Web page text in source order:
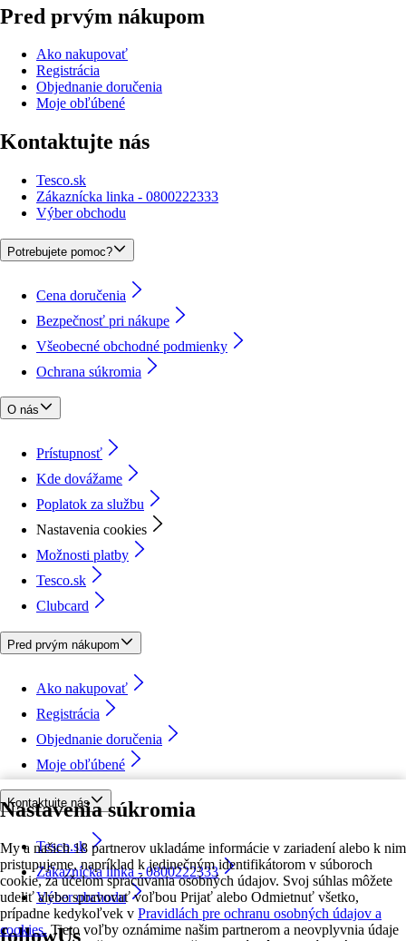
Nastavenia súkromia
My a našich 18 partnerov ukladáme informácie v zariadení alebo k nim
pristupujeme, napríklad k jedinečným identifikátorom v súboroch
cookie, za účelom spracúvania osobných údajov. Svoj súhlas môžete
udeliť alebo spravovať voľbou Prijať alebo Odmietnuť všetko,
prípadne kedykoľvek v Pravidlách pre ochranu osobných údajov a
cookies. Tieto voľby oznámime našim partnerom a neovplyvnia údaje
Pred prvým nákupom
Ako nakupovať
Registrácia
Objednanie doručenia
Moje obľúbené
Kontaktujte nás
Tesco.sk
Zákaznícka linka - 0800222333
Výber obchodu
Potrebujete pomoc?
Cena doručenia
Bezpečnosť pri nákupe
Všeobecné obchodné podmienky
Ochrana súkromia
O nás
Prístupnosť
Kde dovážame
Poplatok za službu
Nastavenia cookies
Možnosti platby
Tesco.sk
Clubcard
Pred prvým nákupom
Ako nakupovať
Registrácia
Objednanie doručenia
Moje obľúbené
Kontaktujte nás
Tesco.sk
Zákaznícka linka - 0800222333
Výber obchodu
followUs